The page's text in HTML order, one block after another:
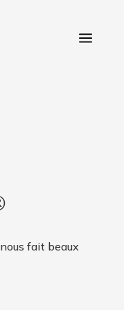
fait beaux